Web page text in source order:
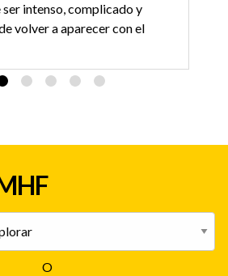
intenso, complicado y
volver a aparecer con el
ayudar ofreciendo
ejemplo y conectar con otros
una pérdida por suicidio
estigma y ayudar a los
sentirse menos solos. Buscar
puede brindar un apoyo
O